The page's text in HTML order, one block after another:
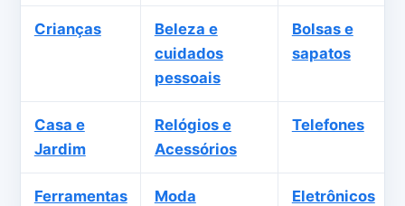
Crianças
Beleza e
cuidados
pessoais
Bolsas e
sapatos
Casa e
Jardim
Relógios e
Acessórios
Telefones
Ferramentas Moda Eletrônicos